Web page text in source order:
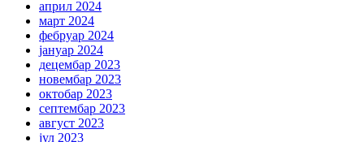
април 2024
март 2024
фебруар 2024
јануар 2024
децембар 2023
новембар 2023
октобар 2023
септембар 2023
август 2023
јул 2023